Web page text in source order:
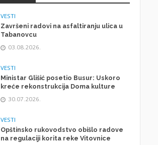
VESTI
Završeni radovi na asfaltiranju ulica u
Tabanovcu
03.08.2026.
VESTI
Ministar Glišić posetio Busur: Uskoro
kreće rekonstrukcija Doma kulture
30.07.2026.
VESTI
Opštinsko rukovodstvo obišlo radove
na regulaciji korita reke Vitovnice